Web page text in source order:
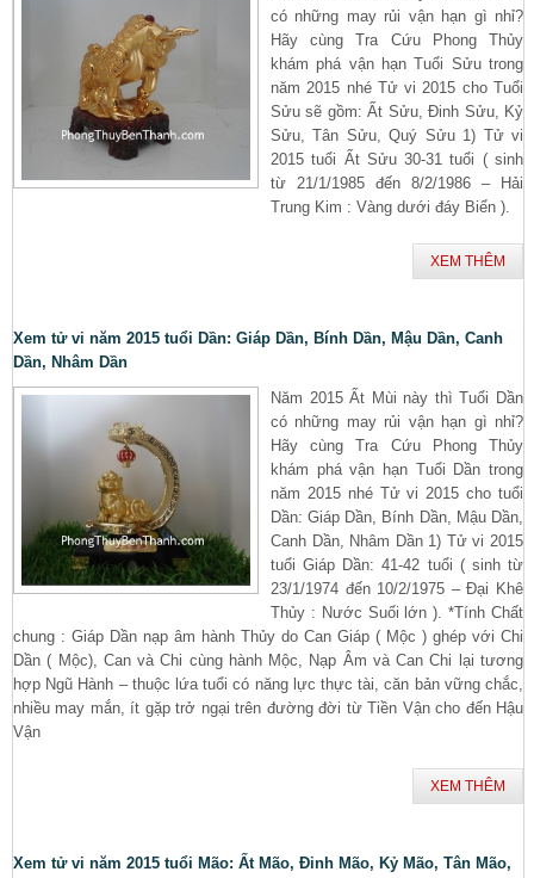
có những may rủi vận hạn gì nhỉ?
Hãy cùng Tra Cứu Phong Thủy
khám phá vận hạn Tuổi Sửu trong
năm 2015 nhé Tử vi 2015 cho Tuổi
Sửu sẽ gồm: Ất Sửu, Đinh Sửu, Kỷ
Sửu, Tân Sửu, Quý Sửu 1) Tử vi
2015 tuổi Ất Sửu 30-31 tuổi ( sinh
từ 21/1/1985 đến 8/2/1986 – Hải
Trung Kim : Vàng dưới đáy Biển ).
XEM THÊM
Xem tử vi năm 2015 tuổi Dần: Giáp Dần, Bính Dần, Mậu Dần, Canh
Dần, Nhâm Dần
Năm 2015 Ất Mùi này thì Tuổi Dần
có những may rủi vận hạn gì nhỉ?
Hãy cùng Tra Cứu Phong Thủy
khám phá vận hạn Tuổi Dần trong
năm 2015 nhé Tử vi 2015 cho tuổi
Dần: Giáp Dần, Bính Dần, Mậu Dần,
Canh Dần, Nhâm Dần 1) Tử vi 2015
tuổi Giáp Dần: 41-42 tuổi ( sinh từ
23/1/1974 đến 10/2/1975 – Đại Khê
Thủy : Nước Suối lớn ). *Tính Chất
chung : Giáp Dần nạp âm hành Thủy do Can Giáp ( Mộc ) ghép với Chi
Dần ( Mộc), Can và Chi cùng hành Mộc, Nạp Âm và Can Chi lại tương
hợp Ngũ Hành – thuộc lứa tuổi có năng lực thực tài, căn bản vững chắc,
nhiều may mắn, ít gặp trở ngại trên đường đời từ Tiền Vận cho đến Hậu
Vận
XEM THÊM
Xem tử vi năm 2015 tuổi Mão: Ất Mão, Đinh Mão, Kỷ Mão, Tân Mão,